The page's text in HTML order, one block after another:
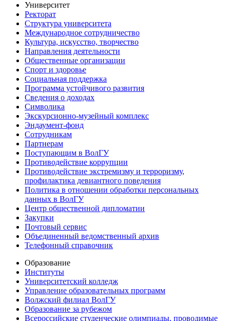
Университет
Ректорат
Структура университета
Международное сотрудничество
Культура, искусство, творчество
Направления деятельности
Общественные организации
Спорт и здоровье
Социальная поддержка
Программа устойчивого развития
Сведения о доходах
Символика
Экскурсионно-музейный комплекс
Эндаумент-фонд
Сотрудникам
Партнерам
Поступающим в ВолГУ
Противодействие коррупции
Противодействие экстремизму и терроризму,
профилактика девиантного поведения
Политика в отношении обработки персональных
данных в ВолГУ
Центр общественной дипломатии
Закупки
Почтовый сервис
Объединенный ведомственный архив
Телефонный справочник
Образование
Институты
Университетский колледж
Управление образовательных программ
Волжский филиал ВолГУ
Образование за рубежом
Всероссийские студенческие олимпиады, проводимые